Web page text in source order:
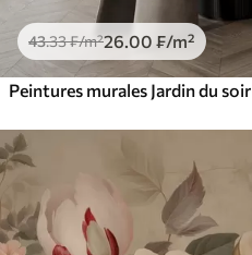
43.33₣/m²26.00 ₣/m²
Peintures murales Jardin du soir